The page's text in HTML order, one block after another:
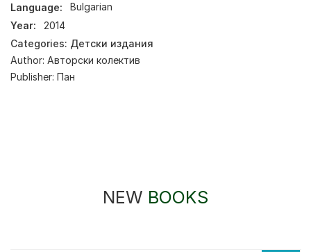
Language:
Bulgarian
Year:
2014
Categories: Детски издания
Author: Авторски колектив
Publisher: Пан
NEW BOOKS